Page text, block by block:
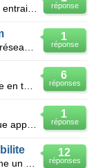
réponse
1
réponse
6
réponses
1
réponse
12
réponses